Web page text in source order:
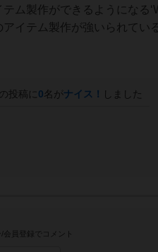
ム製作ができるようになる
イテム製作が強いられてい
の投稿に 0名がナイス！ しました
会員登録でコメント